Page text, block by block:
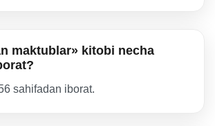
maktublar» kitobi necha
sahifadan iborat.